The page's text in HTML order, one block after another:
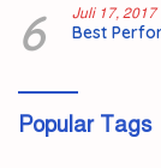
6 Juli 17, 2017
Best
Popular Tags